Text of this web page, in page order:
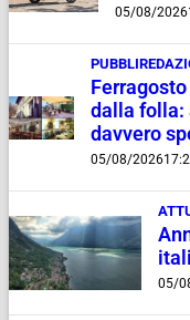
05/08/2026
dalla folla:
davvero
05/08/2026
05/